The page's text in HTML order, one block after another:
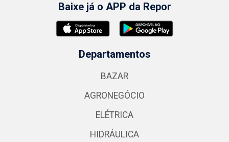
Baixe já o APP da Repor
Departamentos
BAZAR
AGRONEGÓCIO
ELÉTRICA
HIDRÁULICA